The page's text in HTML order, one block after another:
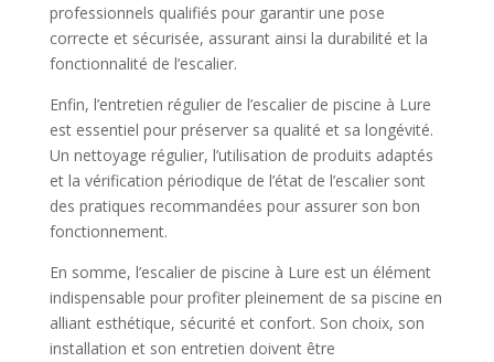
professionnels qualifiés pour garantir une pose
correcte et sécurisée, assurant ainsi la durabilité et la
fonctionnalité de l’escalier.
Enfin, l’entretien régulier de l’escalier de piscine à Lure
est essentiel pour préserver sa qualité et sa longévité.
Un nettoyage régulier, l’utilisation de produits adaptés
et la vérification périodique de l’état de l’escalier sont
des pratiques recommandées pour assurer son bon
fonctionnement.
En somme, l’escalier de piscine à Lure est un élément
indispensable pour profiter pleinement de sa piscine en
alliant esthétique, sécurité et confort. Son choix, son
installation et son entretien doivent être